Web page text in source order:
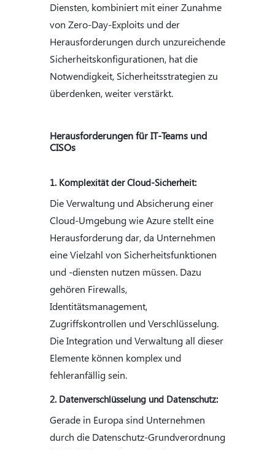
Diensten, kombiniert mit einer Zunahme
von Zero-Day-Exploits und der
Herausforderungen durch unzureichende
Sicherheitskonfigurationen, hat die
Notwendigkeit, Sicherheitsstrategien zu
überdenken, weiter verstärkt.
Herausforderungen für IT-Teams und
CISOs
1. Komplexität der Cloud-Sicherheit:
Die Verwaltung und Absicherung einer
Cloud-Umgebung wie Azure stellt eine
Herausforderung dar, da Unternehmen
eine Vielzahl von Sicherheitsfunktionen
und -diensten nutzen müssen. Dazu
gehören Firewalls,
Identitätsmanagement,
Zugriffskontrollen und Verschlüsselung.
Die Integration und Verwaltung all dieser
Elemente können komplex und
fehleranfällig sein.
2. Datenverschlüsselung und Datenschutz:
Gerade in Europa sind Unternehmen
durch die Datenschutz-Grundverordnung